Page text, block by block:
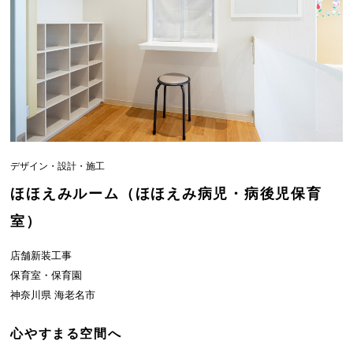
デザイン・設計・施工
ほほえみルーム（ほほえみ病児・病後児保育
室）
店舗新装工事
保育室・保育園
神奈川県 海老名市
心やすまる空間へ